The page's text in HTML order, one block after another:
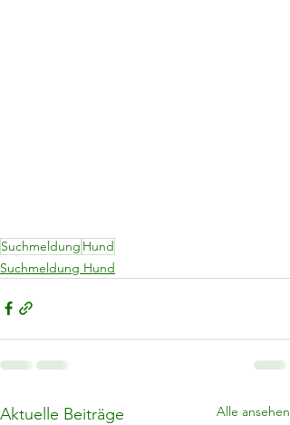
Suchmeldung Hund
Suchmeldung Hund
Aktuelle Beiträge Alle ansehen